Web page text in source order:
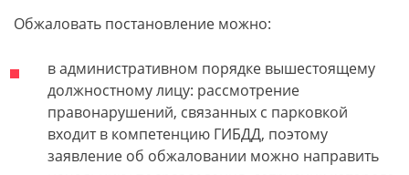
Обжаловать постановление можно:
в административном порядке вышестоящему
должностному лицу: рассмотрение
правонарушений, связанных с парковкой
входит в компетенцию ГИБДД, поэтому
заявление об обжаловании можно направить